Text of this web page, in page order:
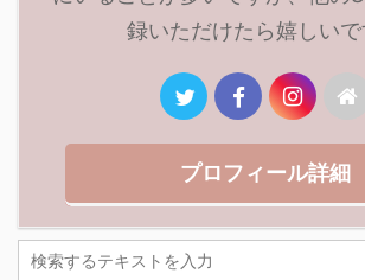
録いただけたら嬉しいで
プロフィール詳細